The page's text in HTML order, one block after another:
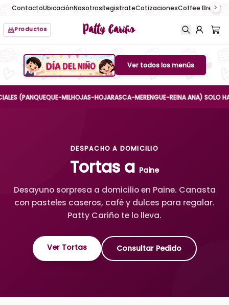
ContactoUbicaciónNosotrosRegistrateCotizacionesCoffee Break
Productos Patty Cariño
Boton de menu
Ver todos los menús
MILHOJAS-HOJARASCA-MERENGUE-REINA ANA) SOLO HASTA
DESPACHO A DOMICILIO
Tortas a Paine
Desayuno sorpresa a domicilio en Paine. Canasta
con pasteles caseros, café y dulces para regalar.
Patty Cariño te lo lleva.
Ver Tortas Consultar Pedido